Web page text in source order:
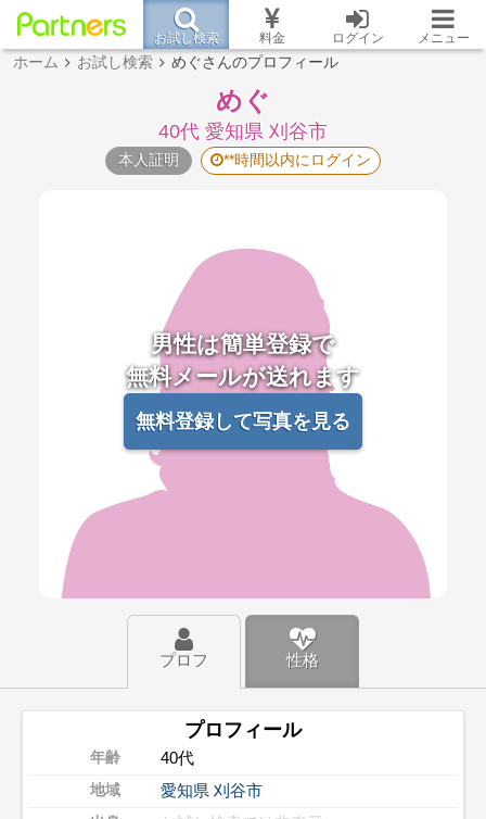
お試し検索 料金 ログイン メニュー
ホーム お試し検索 めぐさんのプロフィール
めぐ
40代 愛知県 刈谷市
本人証明 **時間以内にログイン
男性は簡単登録で
無料メールが送れます
無料登録して写真を見る
プロフ 性格
プロフィール
年齢 40代
地域 愛知県 刈谷市